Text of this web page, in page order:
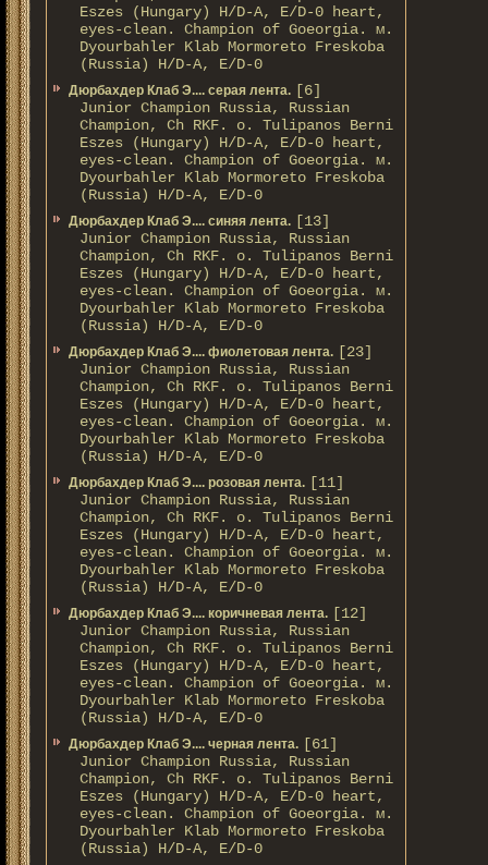
Eszes (Hungary) H/D-A, E/D-0 heart,
eyes-clean. Champion of Gоeorgia. м.
Dyourbahler Klab Mormoreto Freskoba
(Russia) H/D-А, E/D-0
Дюрбахдер Клаб Э.... серая лента. [6]
Junior Champion Russia, Russian
Champion, Ch RKF. о. Tulipanos Berni
Eszes (Hungary) H/D-A, E/D-0 heart,
eyes-clean. Champion of Gоeorgia. м.
Dyourbahler Klab Mormoreto Freskoba
(Russia) H/D-А, E/D-0
Дюрбахдер Клаб Э.... синяя лента. [13]
Junior Champion Russia, Russian
Champion, Ch RKF. о. Tulipanos Berni
Eszes (Hungary) H/D-A, E/D-0 heart,
eyes-clean. Champion of Gоeorgia. м.
Dyourbahler Klab Mormoreto Freskoba
(Russia) H/D-А, E/D-0
Дюрбахдер Клаб Э.... фиолетовая лента. [23]
Junior Champion Russia, Russian
Champion, Ch RKF. о. Tulipanos Berni
Eszes (Hungary) H/D-A, E/D-0 heart,
eyes-clean. Champion of Gоeorgia. м.
Dyourbahler Klab Mormoreto Freskoba
(Russia) H/D-А, E/D-0
Дюрбахдер Клаб Э.... розовая лента. [11]
Junior Champion Russia, Russian
Champion, Ch RKF. о. Tulipanos Berni
Eszes (Hungary) H/D-A, E/D-0 heart,
eyes-clean. Champion of Gоeorgia. м.
Dyourbahler Klab Mormoreto Freskoba
(Russia) H/D-А, E/D-0
Дюрбахдер Клаб Э.... коричневая лента. [12]
Junior Champion Russia, Russian
Champion, Ch RKF. о. Tulipanos Berni
Eszes (Hungary) H/D-A, E/D-0 heart,
eyes-clean. Champion of Gоeorgia. м.
Dyourbahler Klab Mormoreto Freskoba
(Russia) H/D-А, E/D-0
Дюрбахдер Клаб Э.... черная лента. [61]
Junior Champion Russia, Russian
Champion, Ch RKF. о. Tulipanos Berni
Eszes (Hungary) H/D-A, E/D-0 heart,
eyes-clean. Champion of Gоeorgia. м.
Dyourbahler Klab Mormoreto Freskoba
(Russia) H/D-А, E/D-0